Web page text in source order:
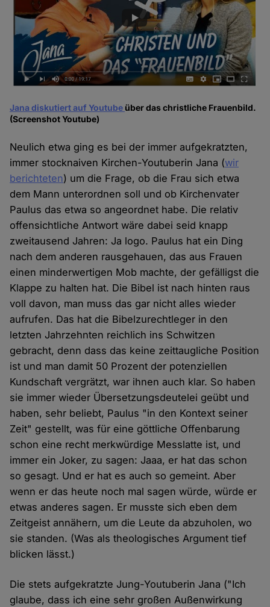
Jana diskutiert auf Youtube über das christliche Frauenbild.
(Screenshot Youtube)
Neulich etwa ging es bei der immer aufgekratzten,
immer stocknaiven Kirchen-Youtuberin Jana (wir
berichteten) um die Frage, ob die Frau sich etwa
dem Mann unterordnen soll und ob Kirchenvater
Paulus das etwa so angeordnet habe. Die relativ
offensichtliche Antwort wäre dabei seid knapp
zweitausend Jahren: Ja logo. Paulus hat ein Ding
nach dem anderen rausgehauen, das aus Frauen
einen minderwertigen Mob machte, der gefälligst die
Klappe zu halten hat. Die Bibel ist nach hinten raus
voll davon, man muss das gar nicht alles wieder
aufrufen. Das hat die Bibelzurechtleger in den
letzten Jahrzehnten reichlich ins Schwitzen
gebracht, denn dass das keine zeittaugliche Position
ist und man damit 50 Prozent der potenziellen
Kundschaft vergrätzt, war ihnen auch klar. So haben
sie immer wieder Übersetzungsdeutelei geübt und
haben, sehr beliebt, Paulus "in den Kontext seiner
Zeit" gestellt, was für eine göttliche Offenbarung
schon eine recht merkwürdige Messlatte ist, und
immer ein Joker, zu sagen: Jaaa, er hat das schon
so gesagt. Und er hat es auch so gemeint. Aber
wenn er das heute noch mal sagen würde, würde er
etwas anderes sagen. Er musste sich eben dem
Zeitgeist annähern, um die Leute da abzuholen, wo
sie standen. (Was als theologisches Argument tief
blicken lässt.)
Die stets aufgekratzte Jung-Youtuberin Jana ("Ich
glaube, dass ich eine sehr großen Außenwirkung